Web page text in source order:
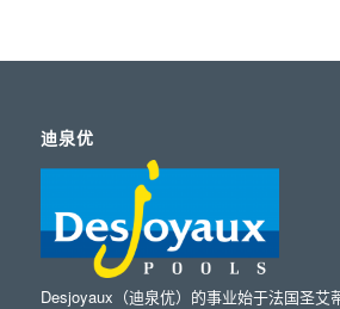
迪泉优
Desjoyaux（迪泉优）的事业始于法国圣艾